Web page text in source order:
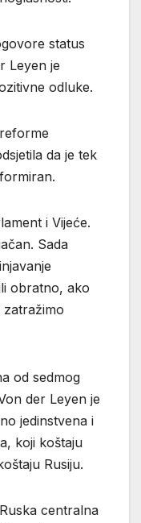
status
Leyen je
odluke.
da je tek
i Vijeće.
Sada
obratno, ako
od sedmog
der Leyen je
jedinstvena i
koji koštaju
Rusiju.
centralna